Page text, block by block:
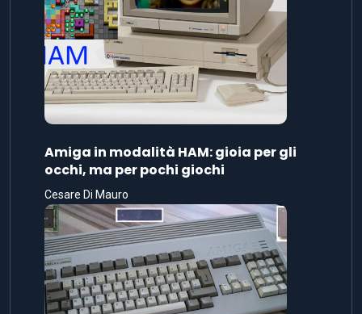
Amiga in modalità HAM: gioia per gli
occhi, ma per pochi giochi
Cesare Di Mauro